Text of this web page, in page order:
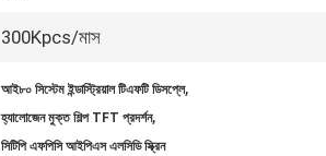
300Kpcs/মাস
আই৮০ সিস্টেম ইন্ডাস্ট্রিয়াল টিএফটি ডিসপ্লে,
হ্যালোজেন মুক্ত শিল্প TFT প্রদর্শন,
সিটিপি এফপিসি আইপিএস এলসিডি স্ক্রিন